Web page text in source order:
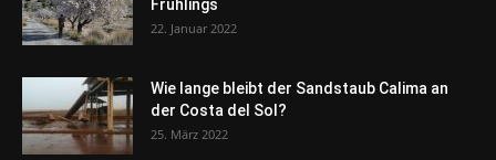
Frühlings
22. Januar 2022
Wie lange bleibt der Sandstaub Calima an
der Costa del Sol?
25. März 2022